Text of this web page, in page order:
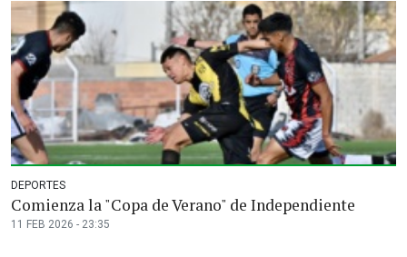
DEPORTES
Comienza la "Copa de Verano" de Independiente
11 FEB 2026 - 23:35